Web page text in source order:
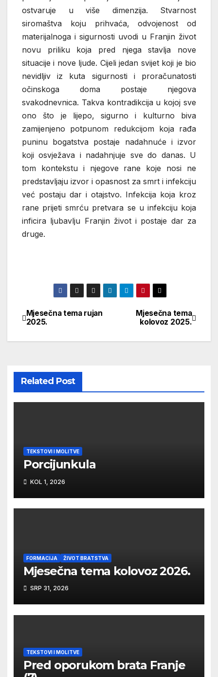
ostvaruje u više dimenzija. Stvarnost
siromaštva koju prihvaća, odvojenost od
materijalnoga i sigurnosti uvodi u Franjin život
novu priliku koja pred njega stavlja nove
situacije i nove ljude. Cijeli jedan svijet koji je bio
nevidljiv iz kuta sigurnosti i proračunatosti
očinskoga doma postaje njegova
svakodnevnica. Takva kontradikcija u kojoj sve
ono što je lijepo, sigurno i kulturno biva
zamijenjeno potpunom redukcijom koja rađa
puninu bogatstva postaje nadahnuće i izvor
koji osvježava i nadahnjuje sve do danas. U
tom kontekstu i njegove rane koje nosi ne
predstavljaju izvor i opasnost za smrt i infekciju
već postaju dar i otajstvo. Infekcija koja kroz
rane prijeti smrću pretvara se u infekciju koja
inficira ljubavlju Franjin život i postaje dar za
druge.
Navigacija
objava
Mjesečna tema
kolovoz 2025.
Mjesečna tema rujan
2025.
Related Post
TEKSTOVI I MOLITVE
Porcijunkula
KOL 1, 2026
FORMACIJA ŽIVOT BRATSTVA
Mjesečna tema kolovoz 2026.
SRP 31, 2026
TEKSTOVI I MOLITVE
Pred oporukom brata Franje